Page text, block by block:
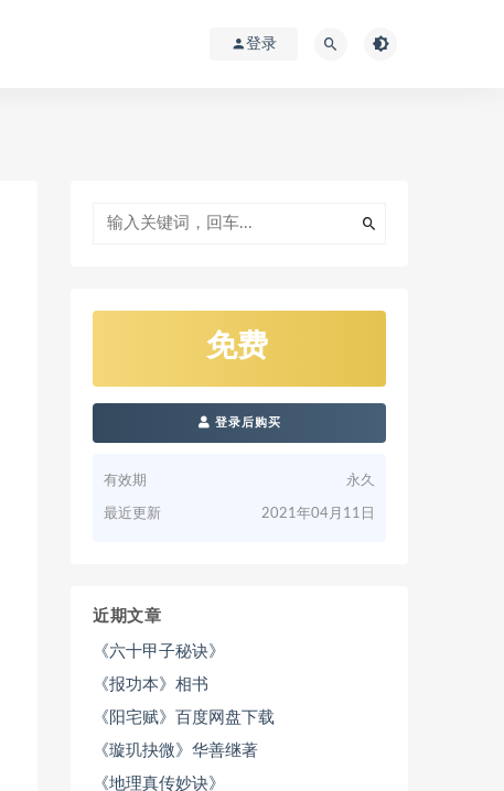
登录
免费
登录后购买
有效期 永久
最近更新 2021年04月11日
近期文章
《六十甲子秘诀》
《报功本》相书
《阳宅赋》百度网盘下载
《璇玑抉微》华善继著
《地理真传妙诀》